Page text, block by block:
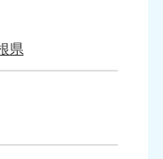
県